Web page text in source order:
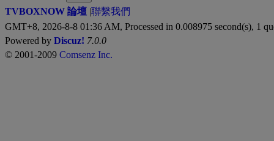
TVBOXNOW 論壇 |聯繫我們
GMT+8, 2026-8-8 01:36 AM, Processed in 0.008975 second(s), 1
Powered by Discuz! 7.0.0
© 2001-2009 Comsenz Inc.